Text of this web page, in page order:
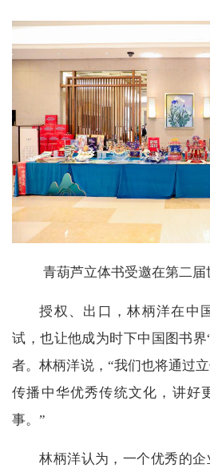
青葫芦立体书受邀在第二
授权、出口，林柄洋在中
试，也让他成为时下中国图书
者。林柄洋说，“我们也将通过
传播中华优秀传统文化，讲好
事。”
林柄洋认为，一个优秀的